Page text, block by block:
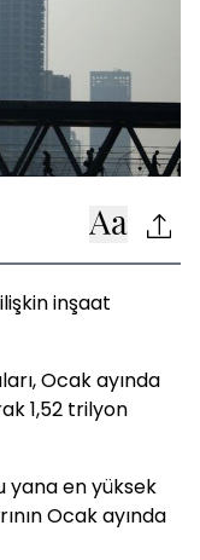
inşaat
Ocak ayında
1,52 trilyon
yana en yüksek
Ocak ayında